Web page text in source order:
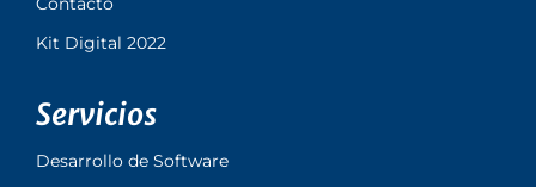
Kit Digital 2022
Servicios
Desarrollo de Software